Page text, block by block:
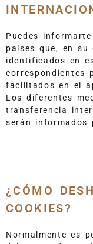
Puedes
países que, en
identificados en
correspondientes
facilitados en el
Los diferentes
transferencia
serán informados
¿CÓMO
COOKIES?
Normalmente es